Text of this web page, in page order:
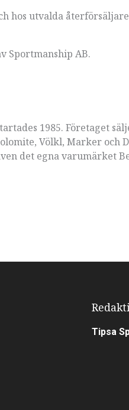
hos utvalda
Sportmanship AB.
1985. Företaget
Völkl, Marker
det egna varumärket
Tipsa